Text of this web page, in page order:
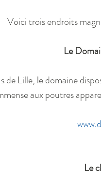
Voici trois endroits
Le
de Lille, le domaine
aux poutres
Le